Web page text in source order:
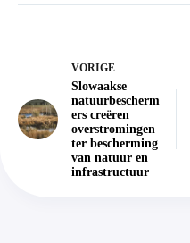
VORIGE
Slowaakse
natuurbescherm
ers creëren
overstromingen
ter bescherming
van natuur en
infrastructuur